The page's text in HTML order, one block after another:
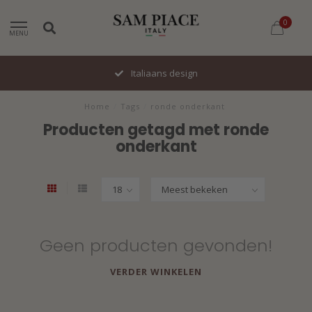
MENU
0
Italiaans design
Home Tags ronde onderkant
Producten getagd met ronde
onderkant
Geen producten gevonden!
VERDER WINKELEN